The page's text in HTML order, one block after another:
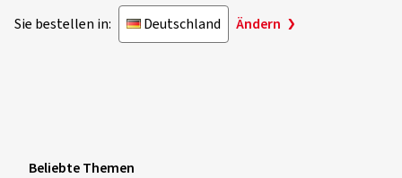
Sie bestellen in: Deutschland Ändern
Beliebte Themen